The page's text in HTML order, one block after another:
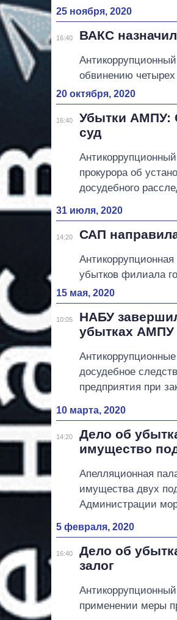
25 ноября, 2020
16:40 ВАКС
обвинению четырех
20 октября, 2020
16:40
Убытки АМПУ:
суд
прокурора об
досудебного
31 июля, 2020
14:20 САП
убытков филиала
15 мая, 2020
10:05
НАБУ
убытках АМПУ
досудебное
предприятия при
10 марта, 2020
14:20
Дело об
имущество
Апелляционная
имущества двух
Администрации
5 февраля, 2020
16:40
Дело об
залог
применении меры